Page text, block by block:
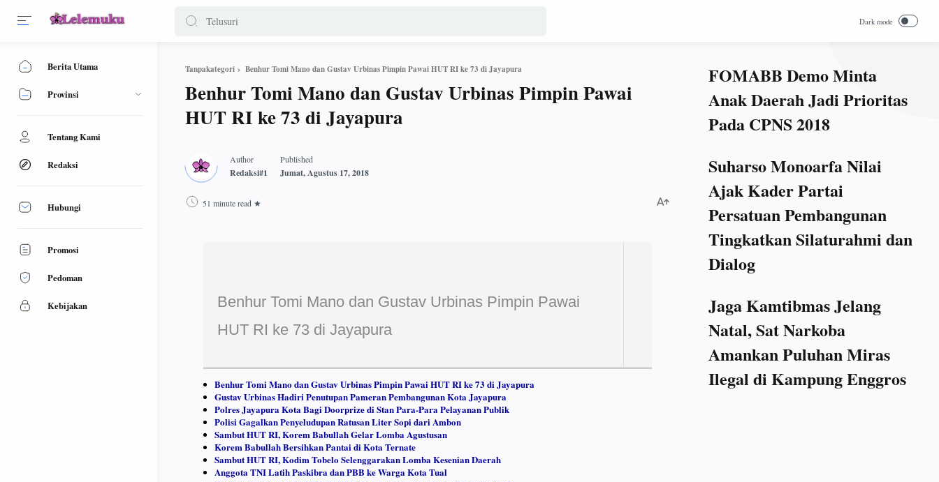
Tanpakategori Benhur Tomi Mano dan Gustav Urbinas Pimpin Pawai HUT RI ke 73 di Jayapura
Benhur Tomi Mano dan Gustav Urbinas Pimpin Pawai
HUT RI ke 73 di Jayapura
51 minute read
Benhur Tomi Mano dan Gustav Urbinas Pimpin Pawai
HUT RI ke 73 di Jayapura
Benhur Tomi Mano dan Gustav Urbinas Pimpin Pawai HUT RI ke 73 di Jayapura
Gustav Urbinas Hadiri Penutupan Pameran Pembangunan Kota Jayapura
Polres Jayapura Kota Bagi Doorprize di Stan Para-Para Pelayanan Publik
Polisi Gagalkan Penyeludupan Ratusan Liter Sopi dari Ambon
Sambut HUT RI, Korem Babullah Gelar Lomba Agustusan
Korem Babullah Bersihkan Pantai di Kota Ternate
Sambut HUT RI, Kodim Tobelo Selenggarakan Lomba Kesenian Daerah
Anggota TNI Latih Paskibra dan PBB ke Warga Kota Tual
FOMABB Demo Minta
Anak Daerah Jadi Prioritas
Pada CPNS 2018
Suharso Monoarfa Nilai
Ajak Kader Partai
Persatuan Pembangunan
Tingkatkan Silaturahmi dan
Dialog
Jaga Kamtibmas Jelang
Natal, Sat Narkoba
Amankan Puluhan Miras
Ilegal di Kampung Enggros
Berita Utama
Provinsi
Tentang Kami
Redaksi
Hubungi
Promosi
Pedoman
Kebijakan